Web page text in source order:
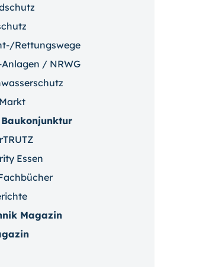
Rettungswege
Anlagen / NRWG
Essen
Magazin